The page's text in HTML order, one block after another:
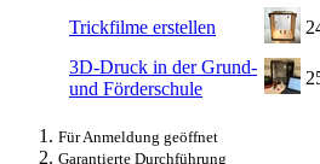
Trickfilme erstellen
3D-Druck in der Grund-
und Förderschule
Für Anmeldung geöffnet
Garantierte Durchführung